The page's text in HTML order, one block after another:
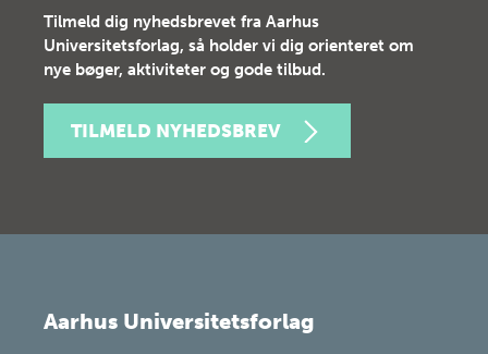
Tilmeld dig nyhedsbrevet fra Aarhus
Universitetsforlag, så holder vi dig orienteret om
nye bøger, aktiviteter og gode tilbud.
TILMELD NYHEDSBREV
Aarhus Universitetsforlag